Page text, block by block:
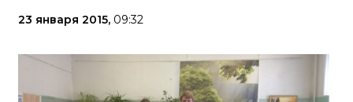
23 января 2015, 09:32